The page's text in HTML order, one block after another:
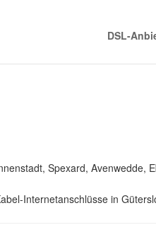
DSL-
Spexard, Avenwedde,
Internetanschlüsse in